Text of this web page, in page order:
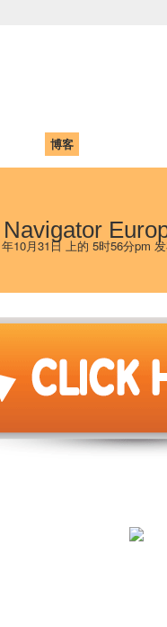
博客
10月31日 上的 5时56分pm